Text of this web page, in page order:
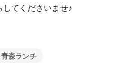
てくださいませ♪
青森ランチ